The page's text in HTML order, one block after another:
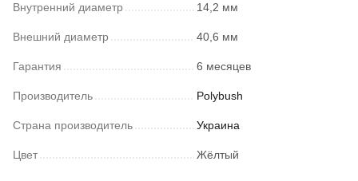
Внутренний диаметр 14,2 мм
Внешний диаметр 40,6 мм
Гарантия 6 месяцев
Производитель Polybush
Страна производитель Украина
Цвет Жёлтый